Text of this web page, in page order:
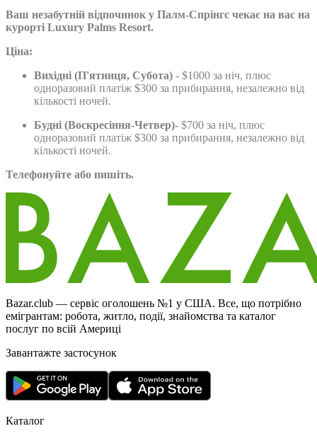
Ваш незабутній відпочинок у Палм-Спрінгс чекає на вас на
курорті Luxury Palms Resort.
Ціна:
Вихідні (П'ятниця, Субота) - $1000 за ніч, плюс
одноразовий платіж $300 за прибирання, незалежно від
кількості ночей.
Будні (Воскресіння-Четвер)- $700 за ніч, плюс
одноразовий платіж $300 за прибирання, незалежно від
кількості ночей.
Телефонуйте або пишіть.
Bazar.club — сервіс оголошень №1 у США. Все, що потрібно
емігрантам: робота, житло, події, знайомства та каталог
послуг по всій Америці
Завантажте застосунок
Каталог